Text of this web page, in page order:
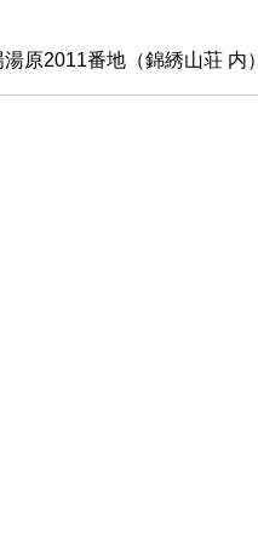
原2011番地（錦綉山荘 内）